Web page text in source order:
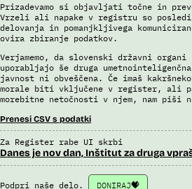
Prizadevamo si objavljati točne in
Vrzeli ali napake v registru so
delovanja in pomanjkljivega
ovira zbiranje podatkov.
Verjamemo, da slovenski državni
uporabljajo še druga
javnost ni obveščena. Če imaš
morale biti vključene v register, ali
morebitne netočnosti v njem, nam piši
Prenesi CSV s podatki
Za Register rabe UI skrbi
Danes je nov dan, Inštitut za druga
Podpri naše delo. DONIRAJ